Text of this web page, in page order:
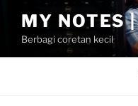
content
MY NOTES
Berbagi coretan kecil